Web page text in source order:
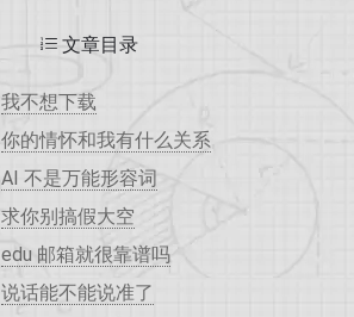
文章目录
我不想下载
你的情怀和我有什么关系
AI 不是万能形容词
求你别搞假大空
edu 邮箱就很靠谱吗
说话能不能说准了